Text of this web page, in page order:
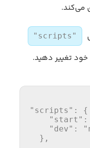
می‌کند.
"scripts"
خود تغییر دهید.
"scripts" :
{
"start" :
"dev" :
} ,